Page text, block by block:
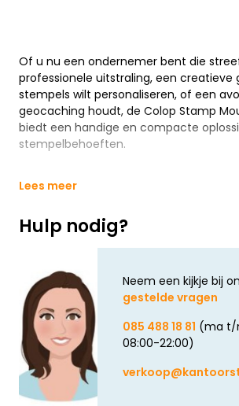
Of u nu een ondernemer bent die
professionele uitstraling, een creatieve
stempels wilt personaliseren, of een
geocaching houdt, de Colop Stamp
biedt een handige en compacte
stempelbehoeften.
Lees meer
Hulp nodig?
Neem een kijkje bij
gestelde vragen
085 488 18 81 (ma t/
08:00-22:00)